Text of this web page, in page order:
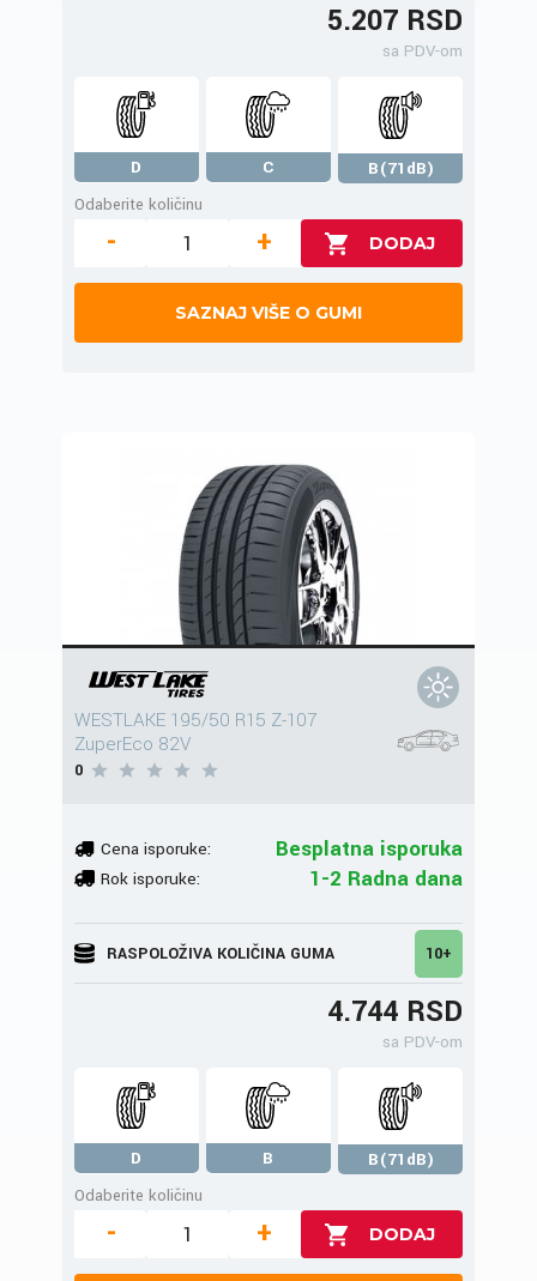
5.207 RSD
sa PDV-om
D C
B(71dB)
Odaberite količinu
- +
SAZNAJ VIŠE O GUMI
WESTLAKE 195/50 R15 Z-107
ZuperEco 82V
0
Cena isporuke: Besplatna isporuka
Rok isporuke: 1-2 Radna dana
RASPOLOŽIVA KOLIČINA GUMA 10+
4.744 RSD
sa PDV-om
D B
B(71dB)
Odaberite količinu
- +